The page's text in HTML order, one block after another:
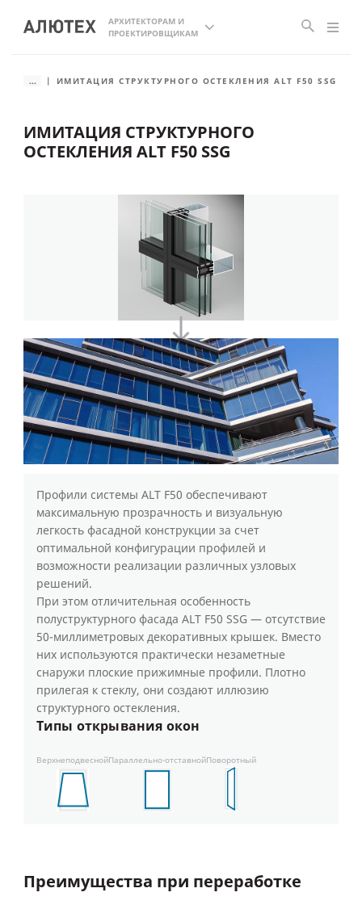
АРХИТЕКТОРАМ И
ПРОЕКТИРОВЩИКАМ
... ИМИТАЦИЯ СТРУКТУРНОГО ОСТЕКЛЕНИЯ ALT F50 SSG
ИМИТАЦИЯ СТРУКТУРНОГО
ОСТЕКЛЕНИЯ ALT F50 SSG
Профили системы ALT F50 обеспечивают
максимальную прозрачность и визуальную
легкость фасадной конструкции за счет
оптимальной конфигурации профилей и
возможности реализации различных узловых
решений.
При этом отличительная особенность
полуструктурного фасада ALT F50 SSG — отсутствие
50-миллиметровых декоративных крышек. Вместо
них используются практически незаметные
снаружи плоские прижимные профили. Плотно
прилегая к стеклу, они создают иллюзию
структурного остекления.
Типы открывания окон
ВерхнеподвеснойПараллельно-отставнойПоворотный
Преимущества при переработке